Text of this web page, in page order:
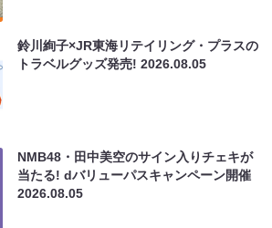
鈴川絢子×JR東海リテイリング・プラスの
トラベルグッズ発売!2026.08.05
NMB48・田中美空のサイン入りチェキが
当たる! dバリューパスキャンペーン開催
2026.08.05